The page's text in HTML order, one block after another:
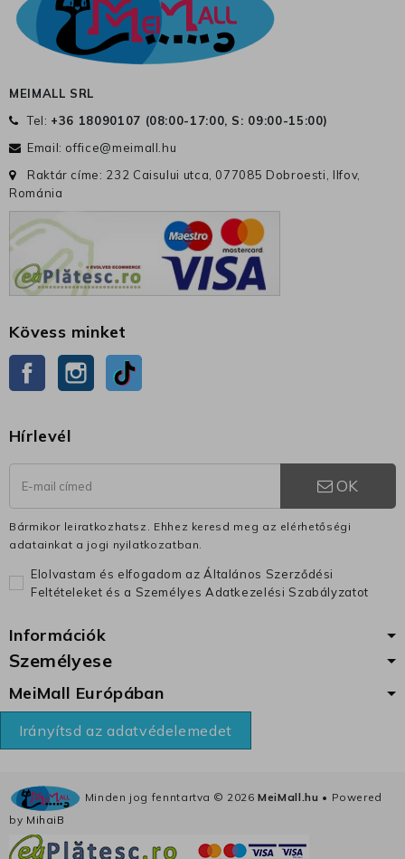
MEIMALL SRL
Tel: +36 18090107 (08:00-17:00, S: 09:00-15:00)
Email: office@meimall.hu
Raktár címe: 232 Caisului utca, 077085 Dobroesti, Ilfov,
Románia
Kövess minket
Facebook Instagram
Hírlevél
OK
Bármikor leiratkozhatsz. Ehhez keresd meg az elérhetőségi
adatainkat a jogi nyilatkozatban.
Elolvastam és elfogadom az Általános Szerződési
Feltételeket és a Személyes Adatkezelési Szabályzatot
Információk
Személyese
MeiMall Európában
Irányítsd az adatvédelemedet
Minden jog fenntartva © 2026MeiMall.hu • Powered
by MihaiB